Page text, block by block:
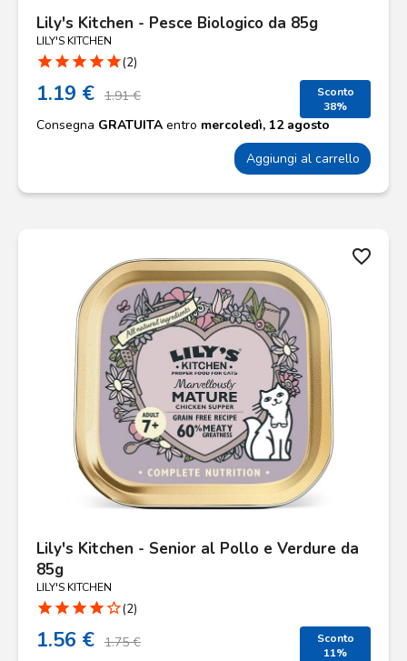
Lily's Kitchen - Pesce Biologico da 85g
LILY'S KITCHEN
star star star star star(2)
1.19 € 1.91 €
Sconto
38%
Consegna GRATUITA entro mercoledì, 12 agosto
Aggiungi al carrello
favorite_border
Lily's Kitchen - Senior al Pollo e Verdure da
85g
LILY'S KITCHEN
star star star star star_border(2)
1.56 € 1.75 €
Sconto
11%